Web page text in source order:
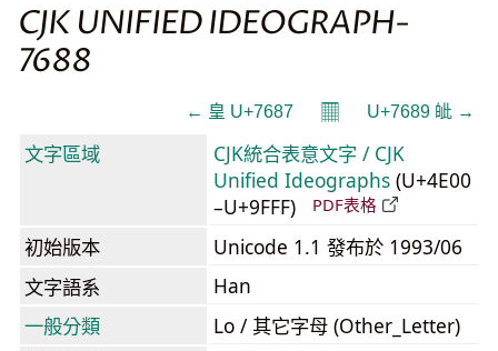
CJK UNIFIED IDEOGRAPH-
7688
← 皇 U+7687 𝄜 U+7689 皉 →
文字區域
CJK統合表意文字 / CJK
Unified Ideographs (U+4E00
–U+9FFF)
PDF表格
初始版本
Unicode 1.1 發布於 1993/06
文字語系
Han
一般分類
Lo / 其它字母 (Other_Letter)